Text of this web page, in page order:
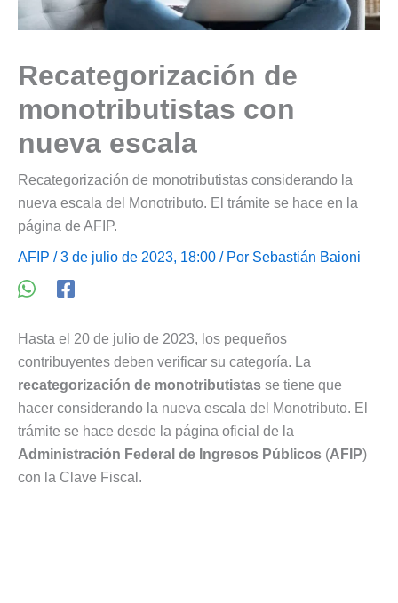
Recategorización de
monotributistas con
nueva escala
Recategorización de monotributistas considerando la
nueva escala del Monotributo. El trámite se hace en la
página de AFIP.
AFIP / 3 de julio de 2023, 18:00 / Por Sebastián Baioni
Hasta el 20 de julio de 2023, los pequeños
contribuyentes deben verificar su categoría. La
recategorización de monotributistas se tiene que
hacer considerando la nueva escala del Monotributo. El
trámite se hace desde la página oficial de la
Administración Federal de Ingresos Públicos (AFIP)
con la Clave Fiscal.